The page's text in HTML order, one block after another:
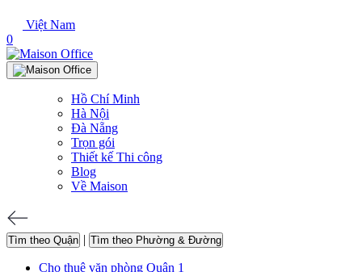
Việt Nam
0
Hồ Chí Minh
Hà Nội
Đà Nẵng
Trọn gói
Thiết kế Thi công
Blog
Về Maison
Tìm theo Quận | Tìm theo Phường & Đường
Cho thuê văn phòng Quận 1